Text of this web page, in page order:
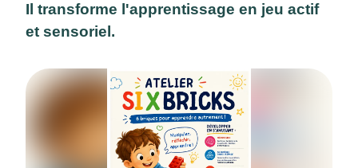
Il transforme l'apprentissage en jeu actif
et sensoriel.